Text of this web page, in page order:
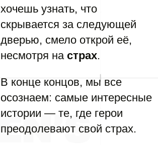
хочешь узнать, что
скрывается за следующей
дверью, смело открой её,
несмотря на страх.
В конце концов, мы все
осознаем: самые интересные
истории — те, где герои
преодолевают свой страх.